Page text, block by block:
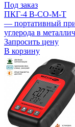
Под заказ
ПКГ-4 В-СО-М-Т
— портативный
углерода в
Запросить цену
В корзину